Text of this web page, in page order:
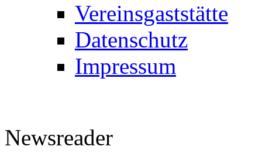
Vereinsgaststätte
Datenschutz
Impressum
Newsreader